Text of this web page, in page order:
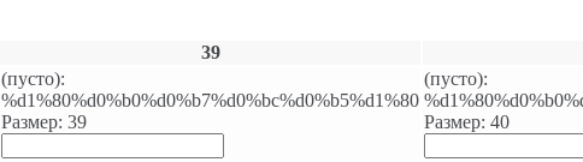
39
(пусто):
%d1%80%d0%b0%d0%b7%d0%bc%d0%b5%d1%80
Размер: 39
(пусто):
Размер: 40